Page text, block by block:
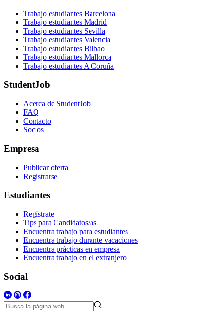
Trabajo estudiantes Barcelona
Trabajo estudiantes Madrid
Trabajo estudiantes Sevilla
Trabajo estudiantes Valencia
Trabajo estudiantes Bilbao
Trabajo estudiantes Mallorca
Trabajo estudiantes A Coruña
StudentJob
Acerca de StudentJob
FAQ
Contacto
Socios
Empresa
Publicar oferta
Registrarse
Estudiantes
Regístrate
Tips para Candidatos/as
Encuentra trabajo para estudiantes
Encuentra trabajo durante vacaciones
Encuentra prácticas en empresa
Encuentra trabajo en el extranjero
Social